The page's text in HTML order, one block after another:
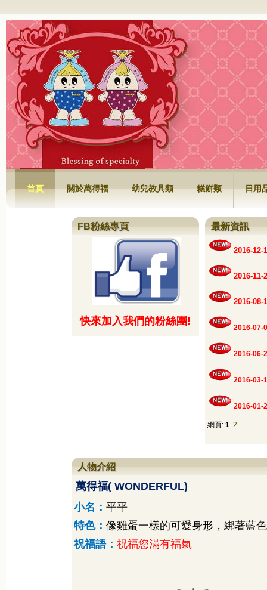
萬得福興業有限公司
首頁 關於萬得福 幼兒教具類 糕餅類 日用
FB粉絲專頁
快來加入我們的粉絲團!
最新資訊
2016-12-
2016-11-
2016-08-
2016-07-
2016-06-
2016-03-
2016-01-
網頁: 1 2
人物介紹
萬得福( WONDERFUL)
小名： 平平
特色： 像雞蛋一樣的可愛身形，綁著藍
祝福語： 祝福您滿有福氣